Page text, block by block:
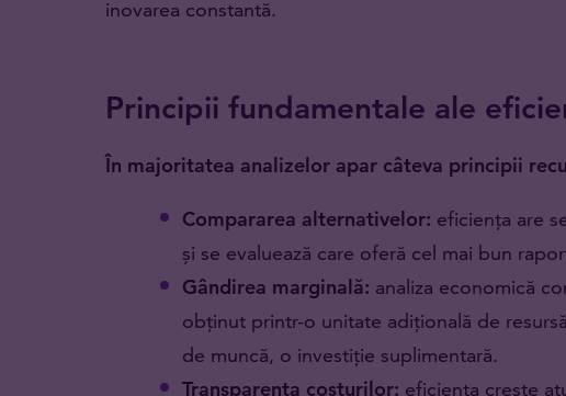
inovarea constantă.
Principii fundamentale ale
În majoritatea analizelor apar câteva principii
Compararea alternativelor: eficiența are
și se evaluează care oferă cel mai bun
Gândirea marginală: analiza economică
obținut printr-o unitate adițională de
de muncă, o investiție suplimentară.
Transparența costurilor: eficiența crește